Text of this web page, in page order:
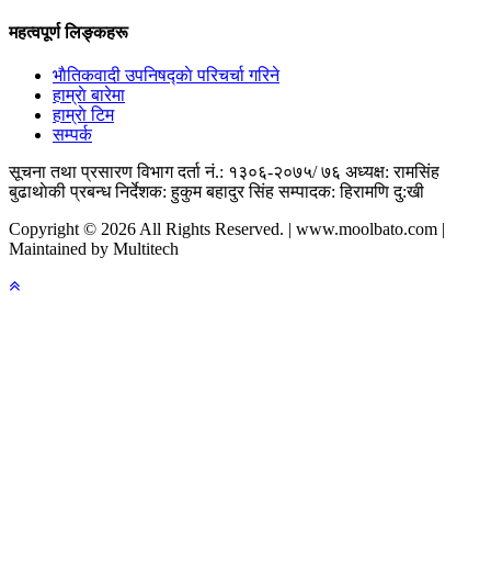
महत्वपूर्ण लिङ्कहरू
भाैतिकवादी उपनिषद्काे परिचर्चा गरिने
हाम्राे बारेमा
हाम्राे टिम
सम्पर्क
सूचना तथा प्रसारण विभाग दर्ता नं.: १३०६-२०७५/ ७६ अध्यक्ष: रामसिंह
बुढाथाेकी प्रबन्ध निर्देशक: हुकुम बहादुर सिंह सम्पादक: हिरामणि दु:खी
Copyright © 2026 All Rights Reserved. | www.moolbato.com |
Maintained by Multitech